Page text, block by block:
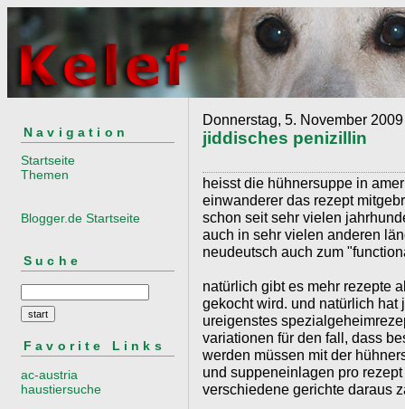
Navigation
Startseite
Themen
Blogger.de Startseite
Suche
Favorite Links
ac-austria
haustiersuche
Donnerstag, 5. November 2009
jiddisches penizillin
heisst die hühnersuppe in
einwanderer das rezept
schon seit sehr vielen
auch in sehr vielen anderen
neudeutsch auch zum
natürlich gibt es mehr rezepte
gekocht wird. und natürlich
ureigenstes
variationen für den fall, dass
werden müssen mit der
und suppeneinlagen pro
verschiedene gerichte daraus